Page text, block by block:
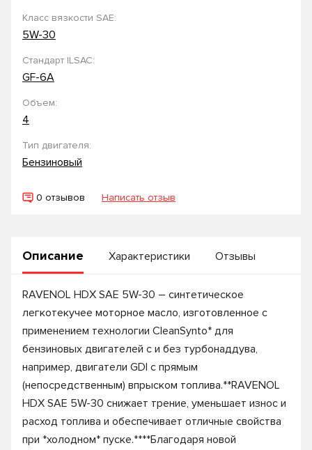
Класс вязкости SAE:
5W-30
Стандарт ILSAC:
GF-6A
Объем:
4
Тип двигателя:
Бензиновый
0 отзывов Написать отзыв
Описание Характеристики Отзывы
RAVENOL HDX SAE 5W-30 – синтетическое
легкотекучее моторное масло, изготовленное с
применением технологии CleanSynto* для
бензиновых двигателей с и без турбонаддува,
например, двигатели GDI с прямым
(непосредственным) впрыском топлива.**RAVENOL
HDX SAE 5W-30 снижает трение, уменьшает износ и
расход топлива и обеспечивает отличные свойства
при *холодном* пуске.****Благодаря новой